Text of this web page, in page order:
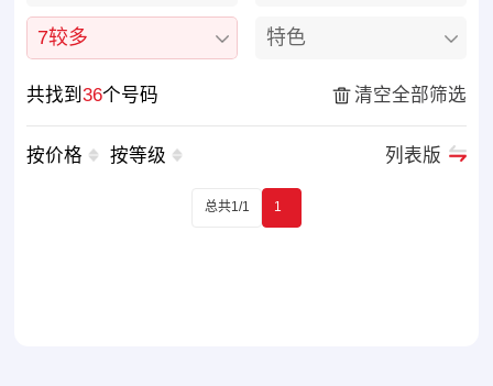
7较多 特色
共找到 36个号码 清空全部筛选
按价格 按等级 列表版
总共1/1 1